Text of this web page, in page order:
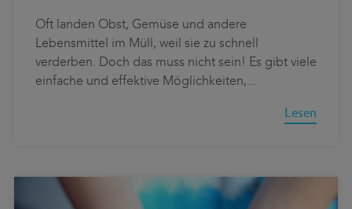
Oft landen Obst, Gemüse und andere
Lebensmittel im Müll, weil sie zu schnell
verderben. Doch das muss nicht sein! Es gibt viele
einfache und effektive Möglichkeiten,...
Lesen